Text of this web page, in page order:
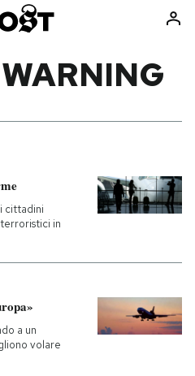
Consumismi
Storie/Idee
Ok Boomer!
Mondiali calcio 2026
cittadini
in
a un
volare